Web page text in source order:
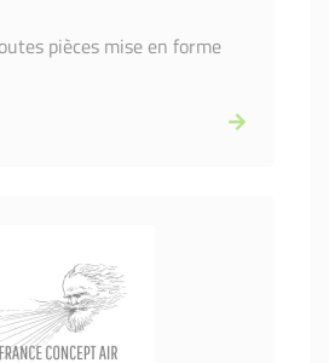
pièces mise en forme